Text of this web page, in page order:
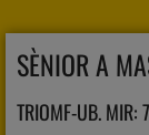
SÈNIOR A
TRIOMF-UB. MIR: